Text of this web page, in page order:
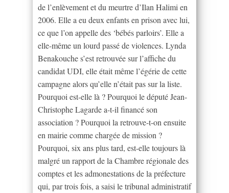
de l’enlèvement et du meurtre d’Ilan Halimi en
2006. Elle a eu deux enfants en prison avec lui,
ce que l’on appelle des ‘bébés parloirs’. Elle a
elle-même un lourd passé de violences. Lynda
Benakouche s’est retrouvée sur l’affiche du
candidat UDI, elle était même l’égérie de cette
campagne alors qu’elle n’était pas sur la liste.
Pourquoi est-elle là ? Pourquoi le député Jean-
Christophe Lagarde a-t-il financé son
association ? Pourquoi la retrouve-t-on ensuite
en mairie comme chargée de mission ?
Pourquoi, six ans plus tard, est-elle toujours là
malgré un rapport de la Chambre régionale des
comptes et les admonestations de la préfecture
qui, par trois fois, a saisi le tribunal administratif